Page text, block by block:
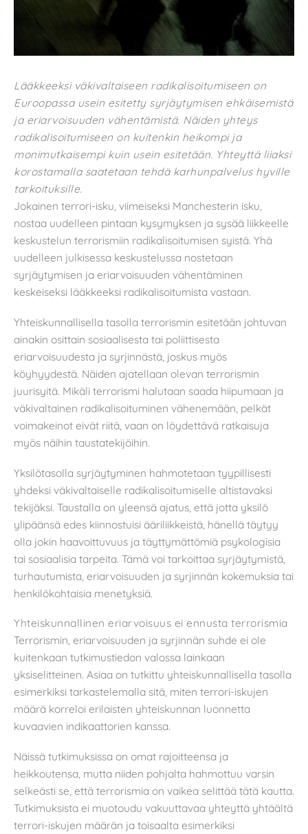
Lääkkeeksi väkivaltaiseen radikalisoitumiseen on
Euroopassa usein esitetty syrjäytymisen ehkäisemistä
ja eriarvoisuuden vähentämistä. Näiden yhteys
radikalisoitumiseen on kuitenkin heikompi ja
monimutkaisempi kuin usein esitetään. Yhteyttä liiaksi
korostamalla saatetaan tehdä karhunpalvelus hyville
tarkoituksille.
Jokainen terrori-isku, viimeiseksi Manchesterin isku,
nostaa uudelleen pintaan kysymyksen ja sysää liikkeelle
keskustelun terrorismiin radikalisoitumisen syistä. Yhä
uudelleen julkisessa keskustelussa nostetaan
syrjäytymisen ja eriarvoisuuden vähentäminen
keskeiseksi lääkkeeksi radikalisoitumista vastaan.
Yhteiskunnallisella tasolla terrorismin esitetään johtuvan
ainakin osittain sosiaalisesta tai poliittisesta
eriarvoisuudesta ja syrjinnästä, joskus myös
köyhyydestä. Näiden ajatellaan olevan terrorismin
juurisyitä. Mikäli terrorismi halutaan saada hiipumaan ja
väkivaltainen radikalisoituminen vähenemään, pelkät
voimakeinot eivät riitä, vaan on löydettävä ratkaisuja
myös näihin taustatekijöihin.
Yksilötasolla syrjäytyminen hahmotetaan tyypillisesti
yhdeksi väkivaltaiselle radikalisoitumiselle altistavaksi
tekijäksi. Taustalla on yleensä ajatus, että jotta yksilö
ylipäänsä edes kiinnostuisi ääriliikkeistä, hänellä täytyy
olla jokin haavoittuvuus ja täyttymättömiä psykologisia
tai sosiaalisia tarpeita. Tämä voi tarkoittaa syrjäytymistä,
turhautumista, eriarvoisuuden ja syrjinnän kokemuksia tai
henkilökohtaisia menetyksiä.
Yhteiskunnallinen eriarvoisuus ei ennusta terrorismia
Terrorismin, eriarvoisuuden ja syrjinnän suhde ei ole
kuitenkaan tutkimustiedon valossa lainkaan
yksiselitteinen. Asiaa on tutkittu yhteiskunnallisella tasolla
esimerkiksi tarkastelemalla sitä, miten terrori-iskujen
määrä korreloi erilaisten yhteiskunnan luonnetta
kuvaavien indikaattorien kanssa.
Näissä tutkimuksissa on omat rajoitteensa ja
heikkoutensa, mutta niiden pohjalta hahmottuu varsin
selkeästi se, että terrorismia on vaikea selittää tätä kautta.
Tutkimuksista ei muotoudu vakuuttavaa yhteyttä yhtäältä
terrori-iskujen määrän ja toisaalta esimerkiksi